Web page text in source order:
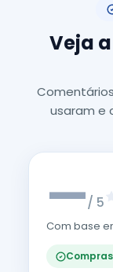
Veja
usaram e
—/ 5
Com base